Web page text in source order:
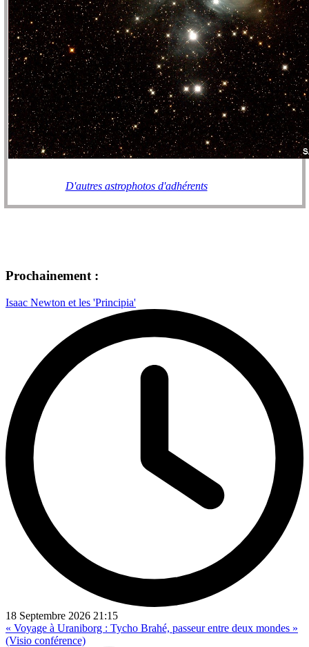
D'autres astrophotos d'adhérents
Prochainement :
Isaac Newton et les 'Principia'
18 Septembre 2026 21:15
« Voyage à Uraniborg : Tycho Brahé, passeur entre deux mondes »
(Visio conférence)